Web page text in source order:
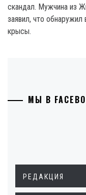
скандал. Мужчина из
заявил, что
крысы.
МЫ В
РЕДАКЦИЯ